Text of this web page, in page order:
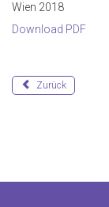
Wien 2018
Download PDF
Zurück